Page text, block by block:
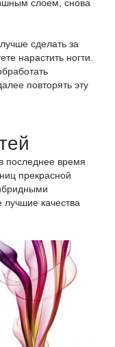
слоем, снова
сделать за
нарастить ногти.
повторять эту
последнее время
прекрасной
качества